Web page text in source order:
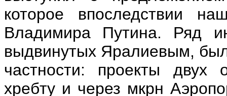
которое впоследствии
Владимира Путина. Ряд
выдвинутых Яралиевым,
частности: проекты двух
хребту и через мкрн